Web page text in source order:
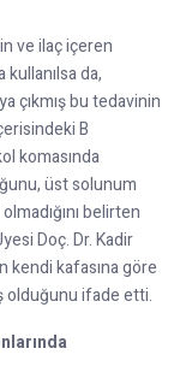
ve ilaç içeren
kullanılsa da,
çıkmış bu tedavinin
B
komasında
üst solunum
belirten
Doç. Dr. Kadir
kendi kafasına göre
olduğunu ifade etti.